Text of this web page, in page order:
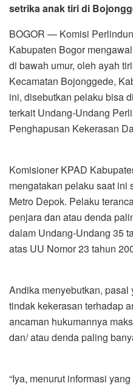
setrika anak tiri di
BOGOR — Komisi
Kabupaten Bogor
di bawah umur, oleh ayah
Kecamatan Bojonggede,
ini, disebutkan pelaku bisa
terkait Undang-Undang
Penghapusan Kekerasan
Komisioner KPAD
mengatakan pelaku saat
Metro Depok. Pelaku
penjara dan atau denda
dalam Undang-Undang 35
atas UU Nomor 23 tahun
Andika menyebutkan,
tindak kekerasan terhadap
ancaman hukumannya
dan/ atau denda paling
“Iya, menurut informasi